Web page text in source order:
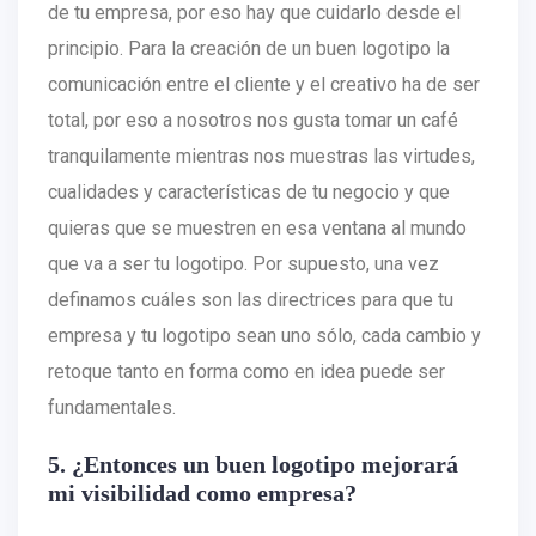
de tu empresa, por eso hay que cuidarlo desde el
principio. Para la creación de un buen logotipo la
comunicación entre el cliente y el creativo ha de ser
total, por eso a nosotros nos gusta tomar un café
tranquilamente mientras nos muestras las virtudes,
cualidades y características de tu negocio y que
quieras que se muestren en esa ventana al mundo
que va a ser tu logotipo. Por supuesto, una vez
definamos cuáles son las directrices para que tu
empresa y tu logotipo sean uno sólo, cada cambio y
retoque tanto en forma como en idea puede ser
fundamentales.
5. ¿Entonces un buen logotipo mejorará
mi visibilidad como empresa?